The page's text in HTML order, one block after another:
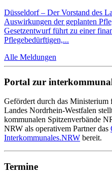
Düsseldorf – Der Vorstand des
Auswirkungen der geplanten
Gesetzentwurf führt zu einer
Pflegebedürftigen,...
Alle Meldungen
Portal zur
Gefördert durch das Ministerium
Landes Nordrhein-Westfalen
kommunalen Spitzenverbände
NRW als operativem Partner das
Interkommunales.NRW bereit.
Termine